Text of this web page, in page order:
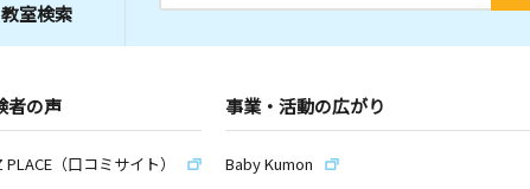
教室検索
者の声
（口コミサイト）
事業・活動の広がり
Baby Kumon